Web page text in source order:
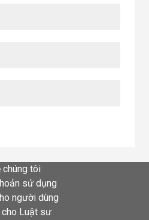
chúng tôi
sử dụng
người dùng
cho Luật sư